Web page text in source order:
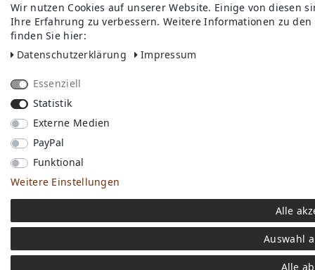
Wir nutzen Cookies auf unserer Website. Einige von diesen
Ihre Erfahrung zu verbessern. Weitere Informationen zu
finden Sie hier:
Daten­schutz­erklärung
Impressum
Essenziell
Statistik
Externe Medien
PayPal
Funktional
Weitere Einstellungen
Alle
Auswahl
Alle